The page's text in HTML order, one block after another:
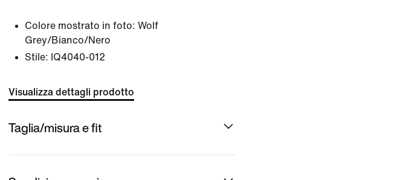
Colore mostrato in foto: Wolf
Grey/Bianco/Nero
Stile: IQ4040-012
Visualizza dettagli prodotto
Taglia/misura e fit